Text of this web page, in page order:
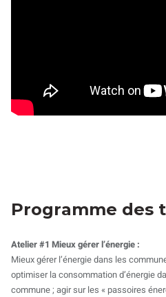
Programme des
Atelier #1 Mieux gérer l’énergie :
Mieux gérer l’énergie dans les
optimiser la consommation d’énergie
commune ; agir sur les « passoires